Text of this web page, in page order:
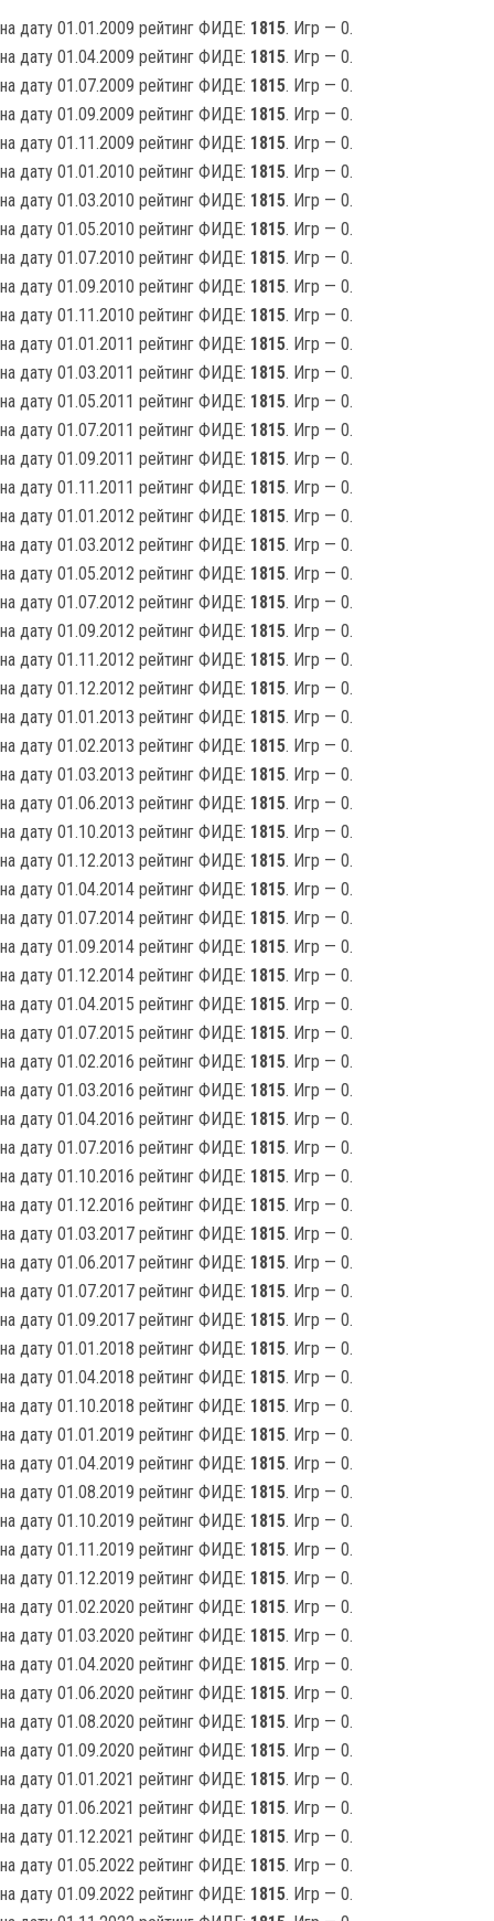
на дату 01.01.2009 рейтинг ФИДЕ: 1815. Игр — 0.
на дату 01.04.2009 рейтинг ФИДЕ: 1815. Игр — 0.
на дату 01.07.2009 рейтинг ФИДЕ: 1815. Игр — 0.
на дату 01.09.2009 рейтинг ФИДЕ: 1815. Игр — 0.
на дату 01.11.2009 рейтинг ФИДЕ: 1815. Игр — 0.
на дату 01.01.2010 рейтинг ФИДЕ: 1815. Игр — 0.
на дату 01.03.2010 рейтинг ФИДЕ: 1815. Игр — 0.
на дату 01.05.2010 рейтинг ФИДЕ: 1815. Игр — 0.
на дату 01.07.2010 рейтинг ФИДЕ: 1815. Игр — 0.
на дату 01.09.2010 рейтинг ФИДЕ: 1815. Игр — 0.
на дату 01.11.2010 рейтинг ФИДЕ: 1815. Игр — 0.
на дату 01.01.2011 рейтинг ФИДЕ: 1815. Игр — 0.
на дату 01.03.2011 рейтинг ФИДЕ: 1815. Игр — 0.
на дату 01.05.2011 рейтинг ФИДЕ: 1815. Игр — 0.
на дату 01.07.2011 рейтинг ФИДЕ: 1815. Игр — 0.
на дату 01.09.2011 рейтинг ФИДЕ: 1815. Игр — 0.
на дату 01.11.2011 рейтинг ФИДЕ: 1815. Игр — 0.
на дату 01.01.2012 рейтинг ФИДЕ: 1815. Игр — 0.
на дату 01.03.2012 рейтинг ФИДЕ: 1815. Игр — 0.
на дату 01.05.2012 рейтинг ФИДЕ: 1815. Игр — 0.
на дату 01.07.2012 рейтинг ФИДЕ: 1815. Игр — 0.
на дату 01.09.2012 рейтинг ФИДЕ: 1815. Игр — 0.
на дату 01.11.2012 рейтинг ФИДЕ: 1815. Игр — 0.
на дату 01.12.2012 рейтинг ФИДЕ: 1815. Игр — 0.
на дату 01.01.2013 рейтинг ФИДЕ: 1815. Игр — 0.
на дату 01.02.2013 рейтинг ФИДЕ: 1815. Игр — 0.
на дату 01.03.2013 рейтинг ФИДЕ: 1815. Игр — 0.
на дату 01.06.2013 рейтинг ФИДЕ: 1815. Игр — 0.
на дату 01.10.2013 рейтинг ФИДЕ: 1815. Игр — 0.
на дату 01.12.2013 рейтинг ФИДЕ: 1815. Игр — 0.
на дату 01.04.2014 рейтинг ФИДЕ: 1815. Игр — 0.
на дату 01.07.2014 рейтинг ФИДЕ: 1815. Игр — 0.
на дату 01.09.2014 рейтинг ФИДЕ: 1815. Игр — 0.
на дату 01.12.2014 рейтинг ФИДЕ: 1815. Игр — 0.
на дату 01.04.2015 рейтинг ФИДЕ: 1815. Игр — 0.
на дату 01.07.2015 рейтинг ФИДЕ: 1815. Игр — 0.
на дату 01.02.2016 рейтинг ФИДЕ: 1815. Игр — 0.
на дату 01.03.2016 рейтинг ФИДЕ: 1815. Игр — 0.
на дату 01.04.2016 рейтинг ФИДЕ: 1815. Игр — 0.
на дату 01.07.2016 рейтинг ФИДЕ: 1815. Игр — 0.
на дату 01.10.2016 рейтинг ФИДЕ: 1815. Игр — 0.
на дату 01.12.2016 рейтинг ФИДЕ: 1815. Игр — 0.
на дату 01.03.2017 рейтинг ФИДЕ: 1815. Игр — 0.
на дату 01.06.2017 рейтинг ФИДЕ: 1815. Игр — 0.
на дату 01.07.2017 рейтинг ФИДЕ: 1815. Игр — 0.
на дату 01.09.2017 рейтинг ФИДЕ: 1815. Игр — 0.
на дату 01.01.2018 рейтинг ФИДЕ: 1815. Игр — 0.
на дату 01.04.2018 рейтинг ФИДЕ: 1815. Игр — 0.
на дату 01.10.2018 рейтинг ФИДЕ: 1815. Игр — 0.
на дату 01.01.2019 рейтинг ФИДЕ: 1815. Игр — 0.
на дату 01.04.2019 рейтинг ФИДЕ: 1815. Игр — 0.
на дату 01.08.2019 рейтинг ФИДЕ: 1815. Игр — 0.
на дату 01.10.2019 рейтинг ФИДЕ: 1815. Игр — 0.
на дату 01.11.2019 рейтинг ФИДЕ: 1815. Игр — 0.
на дату 01.12.2019 рейтинг ФИДЕ: 1815. Игр — 0.
на дату 01.02.2020 рейтинг ФИДЕ: 1815. Игр — 0.
на дату 01.03.2020 рейтинг ФИДЕ: 1815. Игр — 0.
на дату 01.04.2020 рейтинг ФИДЕ: 1815. Игр — 0.
на дату 01.06.2020 рейтинг ФИДЕ: 1815. Игр — 0.
на дату 01.08.2020 рейтинг ФИДЕ: 1815. Игр — 0.
на дату 01.09.2020 рейтинг ФИДЕ: 1815. Игр — 0.
на дату 01.01.2021 рейтинг ФИДЕ: 1815. Игр — 0.
на дату 01.06.2021 рейтинг ФИДЕ: 1815. Игр — 0.
на дату 01.12.2021 рейтинг ФИДЕ: 1815. Игр — 0.
на дату 01.05.2022 рейтинг ФИДЕ: 1815. Игр — 0.
на дату 01.09.2022 рейтинг ФИДЕ: 1815. Игр — 0.